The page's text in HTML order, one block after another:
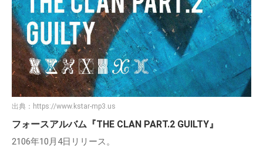
出典： https://www.kstar-mp3.us
フォースアルバム『THE CLAN PART.2 GUILTY』
2106年10月4日リリース。